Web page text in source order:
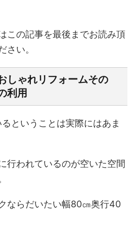
この記事を最後までお読み頂
さい。
しゃれリフォームその
利用
ということは実際にはあま
行われているのが空いた空間
ならだいたい幅80㎝奥行40